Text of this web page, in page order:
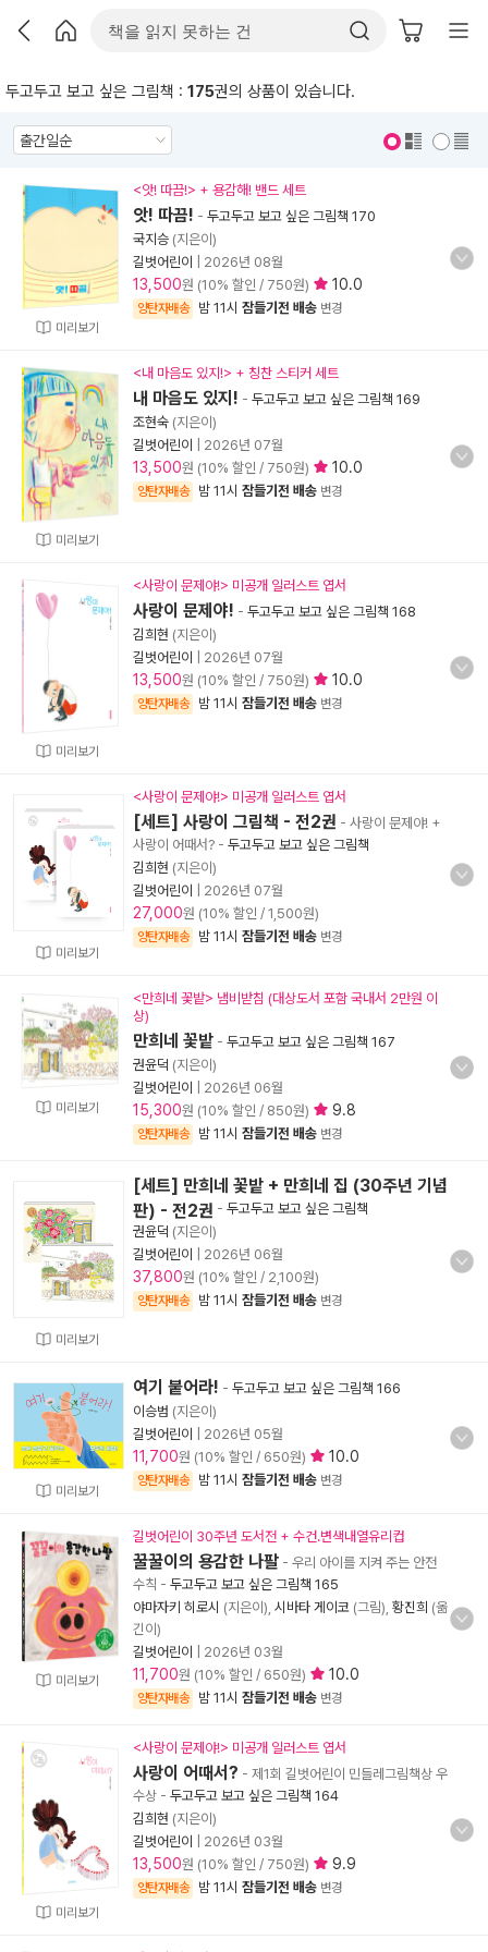
두고두고 보고 싶은 그림책 : 175권의 상품이 있습니다.
미리보기
<앗! 따끔!> + 용감해! 밴드 세트
앗! 따끔! - 두고두고 보고 싶은 그림책 170
국지승 (지은이)
길벗어린이
2026년 08월
13,500원 (10% 할인 / 750원) 10.0
양탄자배송 밤 11시 잠들기전 배송 변경
미리보기
<내 마음도 있지!> + 칭찬 스티커 세트
내 마음도 있지! - 두고두고 보고 싶은 그림책 169
조현숙 (지은이)
길벗어린이
2026년 07월
13,500원 (10% 할인 / 750원) 10.0
양탄자배송 밤 11시 잠들기전 배송 변경
미리보기
<사랑이 문제야!> 미공개 일러스트 엽서
사랑이 문제야! - 두고두고 보고 싶은 그림책 168
김희현 (지은이)
길벗어린이
2026년 07월
13,500원 (10% 할인 / 750원) 10.0
양탄자배송 밤 11시 잠들기전 배송 변경
미리보기
<사랑이 문제야!> 미공개 일러스트 엽서
[세트] 사랑이 그림책 - 전2권 - 사랑이 문제야! +
사랑이 어때서? - 두고두고 보고 싶은 그림책
김희현 (지은이)
길벗어린이
2026년 07월
27,000원 (10% 할인 / 1,500원)
양탄자배송 밤 11시 잠들기전 배송 변경
미리보기
<만희네 꽃밭> 냄비받침 (대상도서 포함 국내서 2만원 이
상)
만희네 꽃밭 - 두고두고 보고 싶은 그림책 167
권윤덕 (지은이)
길벗어린이
2026년 06월
15,300원 (10% 할인 / 850원) 9.8
양탄자배송 밤 11시 잠들기전 배송 변경
미리보기
[세트] 만희네 꽃밭 + 만희네 집 (30주년 기념
판) - 전2권 - 두고두고 보고 싶은 그림책
권윤덕 (지은이)
길벗어린이
2026년 06월
37,800원 (10% 할인 / 2,100원)
양탄자배송 밤 11시 잠들기전 배송 변경
미리보기
여기 붙어라! - 두고두고 보고 싶은 그림책 166
이승범 (지은이)
길벗어린이
2026년 05월
11,700원 (10% 할인 / 650원) 10.0
양탄자배송 밤 11시 잠들기전 배송 변경
미리보기
길벗어린이 30주년 도서전 + 수건.변색내열유리컵
꿀꿀이의 용감한 나팔 - 우리 아이를 지켜 주는 안전
수칙 - 두고두고 보고 싶은 그림책 165
야마자키 히로시 (지은이), 시바타 게이코 (그림), 황진희 (옮
긴이)
길벗어린이
2026년 03월
11,700원 (10% 할인 / 650원) 10.0
양탄자배송 밤 11시 잠들기전 배송 변경
미리보기
<사랑이 문제야!> 미공개 일러스트 엽서
사랑이 어때서? - 제1회 길벗어린이 민들레그림책상 우
수상 - 두고두고 보고 싶은 그림책 164
김희현 (지은이)
길벗어린이
2026년 03월
13,500원 (10% 할인 / 750원) 9.9
양탄자배송 밤 11시 잠들기전 배송 변경